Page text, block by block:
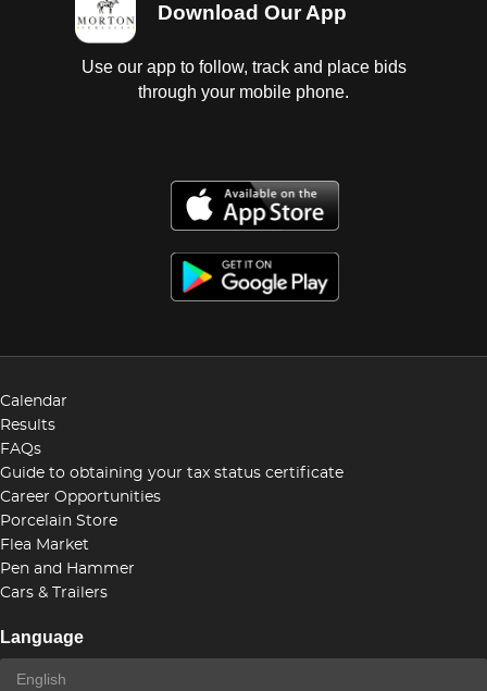
Download Our App
Use our app to follow, track and place bids
through your mobile phone.
Calendar
Results
FAQs
Guide to obtaining your tax status certificate
Career Opportunities
Porcelain Store
Flea Market
Pen and Hammer
Cars & Trailers
Language